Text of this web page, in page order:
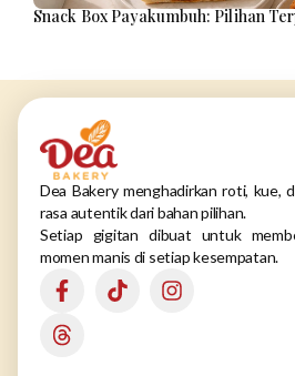
Snack Box Payakumbuh: Pilihan
Dea Bakery menghadirkan roti, kue,
rasa autentik dari bahan pilihan.
Setiap gigitan dibuat untuk
momen manis di setiap kesempatan.